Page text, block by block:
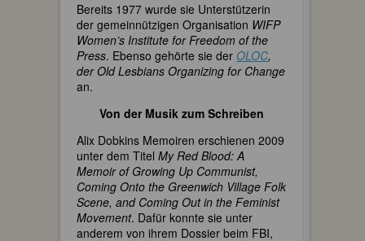
Bereits 1977 wurde sie Unterstützerin
der gemeinnützigen Organisation WIFP
Women’s Institute for Freedom of the
Press. Ebenso gehörte sie der OLOC,
der Old Lesbians Organizing for Change
an.
Von der Musik zum Schreiben
Alix Dobkins Memoiren erschienen 2009
unter dem Titel My Red Blood: A
Memoir of Growing Up Communist,
Coming Onto the Greenwich Village Folk
Scene, and Coming Out in the Feminist
Movement. Dafür konnte sie unter
anderem von ihrem Dossier beim FBI,